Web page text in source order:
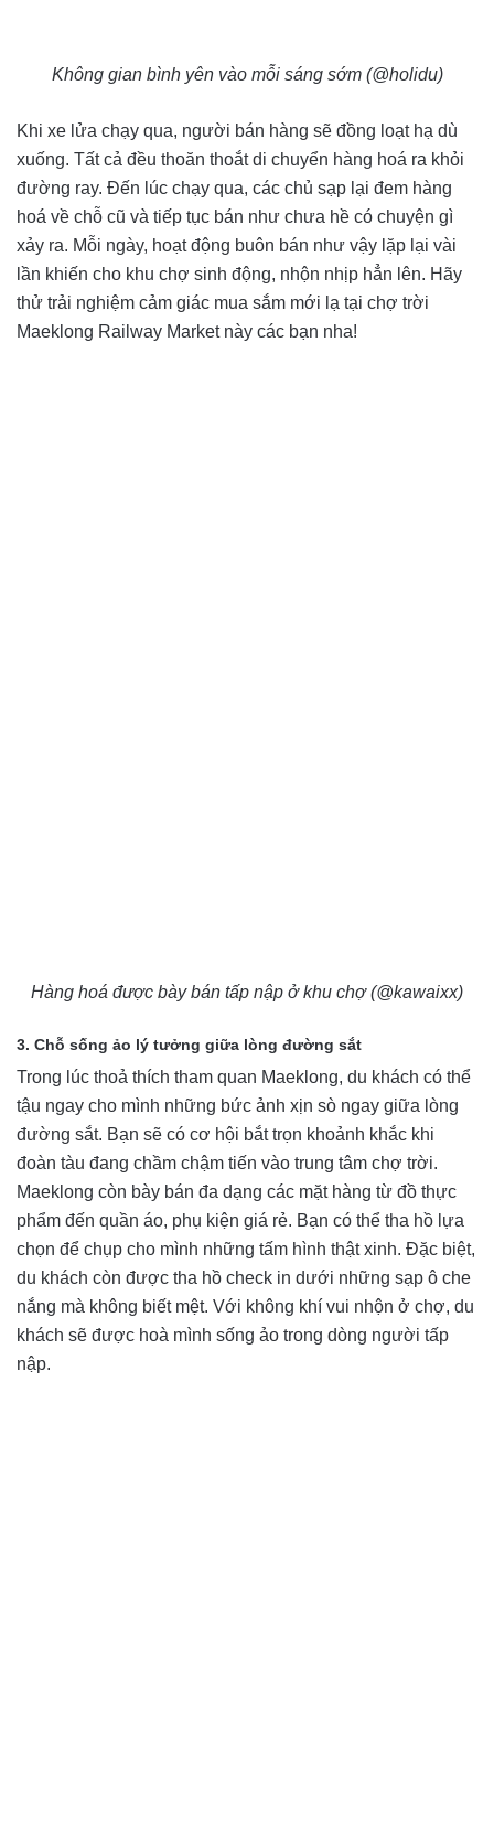
Không gian bình yên vào mỗi sáng sớm (@holidu)
Khi xe lửa chạy qua, người bán hàng sẽ đồng loạt hạ dù
xuống. Tất cả đều thoăn thoắt di chuyển hàng hoá ra khỏi
đường ray. Đến lúc chạy qua, các chủ sạp lại đem hàng
hoá về chỗ cũ và tiếp tục bán như chưa hề có chuyện gì
xảy ra. Mỗi ngày, hoạt động buôn bán như vậy lặp lại vài
lần khiến cho khu chợ sinh động, nhộn nhịp hẳn lên. Hãy
thử trải nghiệm cảm giác mua sắm mới lạ tại chợ trời
Maeklong Railway Market này các bạn nha!
Hàng hoá được bày bán tấp nập ở khu chợ (@kawaixx)
3. Chỗ sống ảo lý tưởng giữa lòng đường sắt
Trong lúc thoả thích tham quan Maeklong, du khách có thể
tậu ngay cho mình những bức ảnh xịn sò ngay giữa lòng
đường sắt. Bạn sẽ có cơ hội bắt trọn khoảnh khắc khi
đoàn tàu đang chầm chậm tiến vào trung tâm chợ trời.
Maeklong còn bày bán đa dạng các mặt hàng từ đồ thực
phẩm đến quần áo, phụ kiện giá rẻ. Bạn có thể tha hồ lựa
chọn để chụp cho mình những tấm hình thật xinh. Đặc biệt,
du khách còn được tha hồ check in dưới những sạp ô che
nắng mà không biết mệt. Với không khí vui nhộn ở chợ, du
khách sẽ được hoà mình sống ảo trong dòng người tấp
nập.